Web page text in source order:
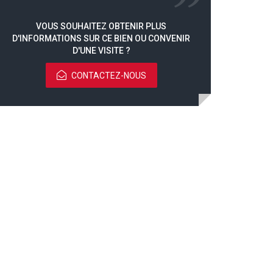
VOUS SOUHAITEZ OBTENIR PLUS
D'INFORMATIONS SUR CE BIEN OU CONVENIR
D'UNE VISITE ?
CONTACTEZ-NOUS